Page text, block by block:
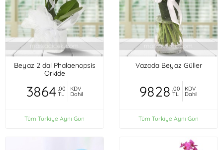
Beyaz 2 dal Phalaenopsis
Orkide
3864 ,00
TL
KDV
Dahil
Tüm Türkiye Aynı Gün
Vazoda Beyaz Güller
9828 ,00
TL
KDV
Dahil
Tüm Türkiye Aynı Gün